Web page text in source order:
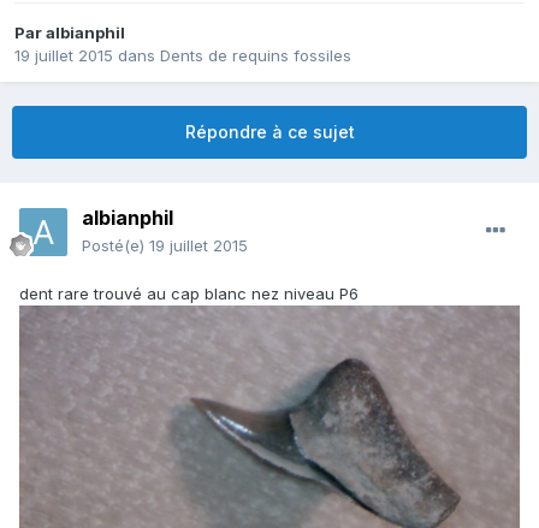
Paralbianphil
19 juillet 2015 dans Dents de requins fossiles
Répondre à ce sujet
albianphil
Posté(e) 19 juillet 2015
dent rare trouvé au cap blanc nez niveau P6